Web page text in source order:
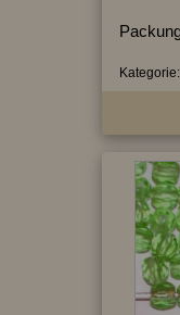
Kategorie: